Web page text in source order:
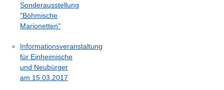
Sonderausstellung
"Böhmische
Marionetten"
Informationsveranstaltung
für Einheimische
und Neubürger
am 15.03.2017